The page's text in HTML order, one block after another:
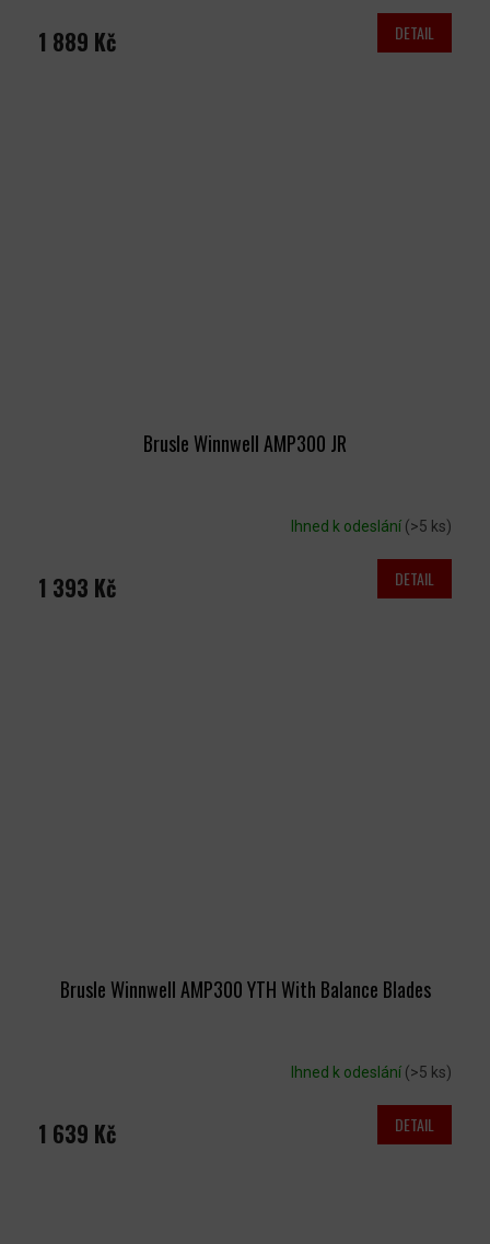
1 889 Kč DETAIL
Brusle Winnwell AMP300 JR
Ihned k odeslání (>5 ks)
1 393 Kč DETAIL
Brusle Winnwell AMP300 YTH With Balance Blades
Ihned k odeslání (>5 ks)
1 639 Kč DETAIL